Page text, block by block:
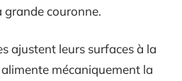
grande couronne.
ajustent leurs surfaces à la
mécaniquement la